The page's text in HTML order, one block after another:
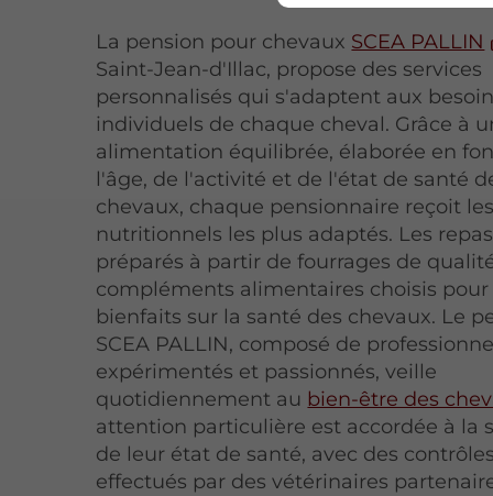
La pension pour chevaux SCEA PALLIN
Saint-Jean-d'Illac, propose des services
personnalisés qui s'adaptent aux
individuels de chaque cheval. Grâce à
alimentation équilibrée, élaborée en
l'âge, de l'activité et de l'état de santé
chevaux, chaque pensionnaire reçoit
nutritionnels les plus adaptés. Les
préparés à partir de fourrages de
compléments alimentaires choisis pour
bienfaits sur la santé des chevaux. Le
SCEA PALLIN, composé de
expérimentés et passionnés, veille
quotidiennement au bien-être des
attention particulière est accordée à la
de leur état de santé, avec des
effectués par des vétérinaires